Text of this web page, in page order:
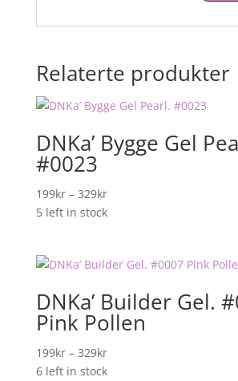
Relaterte produkter
DNKa’ Bygge Gel
#0023
199kr – 329krPrisområde:
199kr
5 left in stock
DNKa’ Builder Gel.
Pink Pollen
199kr – 329krPrisområde:
199kr
6 left in stock